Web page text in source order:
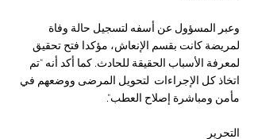
وعبر المسؤول عن أسفه لتسجيل حالة وفاة
لمريضة كانت بقسم الإنعاش، مؤكدا فتح تحقيق
لمعرفة الأسباب الحقيقة للحادث. كما أكد أنه "تم
اتخاذ كل الإجراءات  لتحويل المرضى ووضعهم في
مأمن ومباشرة إصلاح العطب".
التحرير